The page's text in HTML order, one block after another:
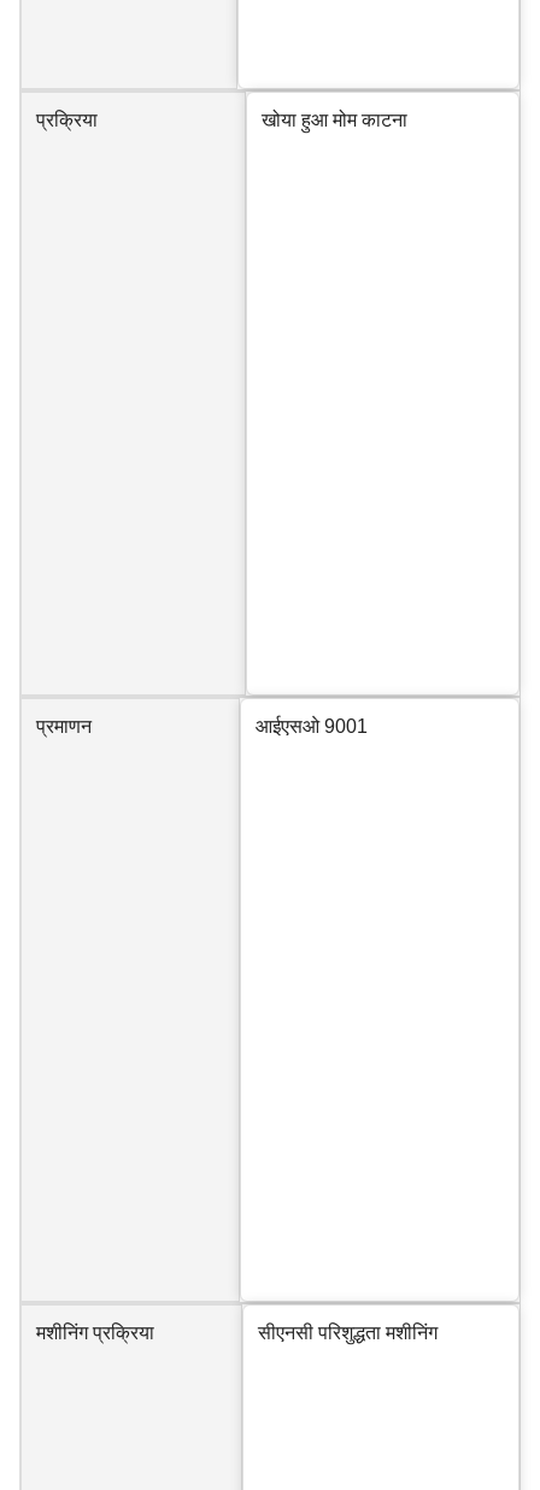
प्रक्रिया खोया हुआ मोम काटना
प्रमाणन आईएसओ 9001
मशीनिंग प्रक्रिया सीएनसी परिशुद्धता मशीनिंग